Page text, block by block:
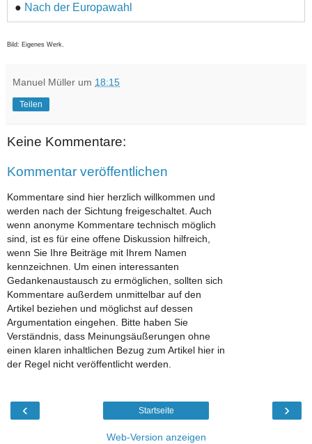
● Nach der Europawahl
Bild: Eigenes Werk.
Manuel Müller um 18:15
Teilen
Keine Kommentare:
Kommentar veröffentlichen
Kommentare sind hier herzlich willkommen und
werden nach der Sichtung freigeschaltet. Auch
wenn anonyme Kommentare technisch möglich
sind, ist es für eine offene Diskussion hilfreich,
wenn Sie Ihre Beiträge mit Ihrem Namen
kennzeichnen. Um einen interessanten
Gedankenaustausch zu ermöglichen, sollten sich
Kommentare außerdem unmittelbar auf den
Artikel beziehen und möglichst auf dessen
Argumentation eingehen. Bitte haben Sie
Verständnis, dass Meinungsäußerungen ohne
einen klaren inhaltlichen Bezug zum Artikel hier in
der Regel nicht veröffentlicht werden.
‹ ›
Startseite
Web-Version anzeigen